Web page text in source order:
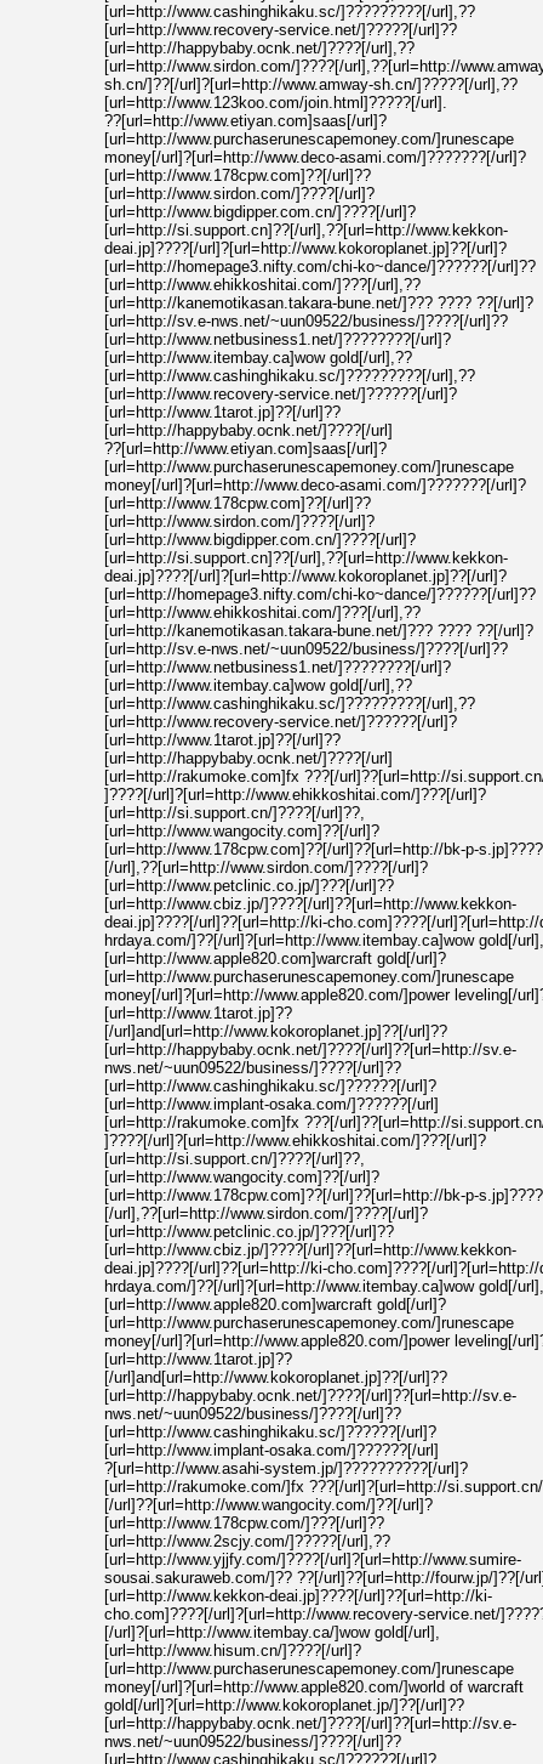
[url=http://www.cashinghikaku.sc/]?????????[/url],??
[url=http://www.recovery-service.net/]?????[/url]??
[url=http://happybaby.ocnk.net/]????[/url],??
[url=http://www.sirdon.com/]????[/url],??[url=http://
sh.cn/]??[/url]?[url=http://www.amway-sh.cn/]?????[/url],??
[url=http://www.123koo.com/join.html]?????[/url].
??[url=http://www.etiyan.com]saas[/url]?
[url=http://www.purchaserunescapemoney.com/]runescape
money[/url]?[url=http://www.deco-asami.com/]???????[/url]?
[url=http://www.178cpw.com]??[/url]??
[url=http://www.sirdon.com/]????[/url]?
[url=http://www.bigdipper.com.cn/]????[/url]?
[url=http://si.support.cn]??[/url],??[url=http://www.kekkon-
deai.jp]????[/url]?[url=http://www.kokoroplanet.jp]??[/url]?
[url=http://homepage3.nifty.com/chi-ko~dance/]??????[/url]??
[url=http://www.ehikkoshitai.com/]???[/url],??
[url=http://kanemotikasan.takara-bune.net/]??? ???? ??[/url]?
[url=http://sv.e-nws.net/~uun09522/business/]????[/url]??
[url=http://www.netbusiness1.net/]????????[/url]?
[url=http://www.itembay.ca]wow gold[/url],??
[url=http://www.cashinghikaku.sc/]?????????[/url],??
[url=http://www.recovery-service.net/]??????[/url]?
[url=http://www.1tarot.jp]??[/url]??
[url=http://happybaby.ocnk.net/]????[/url]
??[url=http://www.etiyan.com]saas[/url]?
[url=http://www.purchaserunescapemoney.com/]runescape
money[/url]?[url=http://www.deco-asami.com/]???????[/url]?
[url=http://www.178cpw.com]??[/url]??
[url=http://www.sirdon.com/]????[/url]?
[url=http://www.bigdipper.com.cn/]????[/url]?
[url=http://si.support.cn]??[/url],??[url=http://www.kekkon-
deai.jp]????[/url]?[url=http://www.kokoroplanet.jp]??[/url]?
[url=http://homepage3.nifty.com/chi-ko~dance/]??????[/url]??
[url=http://www.ehikkoshitai.com/]???[/url],??
[url=http://kanemotikasan.takara-bune.net/]??? ???? ??[/url]?
[url=http://sv.e-nws.net/~uun09522/business/]????[/url]??
[url=http://www.netbusiness1.net/]????????[/url]?
[url=http://www.itembay.ca]wow gold[/url],??
[url=http://www.cashinghikaku.sc/]?????????[/url],??
[url=http://www.recovery-service.net/]??????[/url]?
[url=http://www.1tarot.jp]??[/url]??
[url=http://happybaby.ocnk.net/]????[/url]
[url=http://rakumoke.com]fx ???[/url]??[url=http://
]????[/url]?[url=http://www.ehikkoshitai.com/]???[/url]?
[url=http://si.support.cn/]????[/url]??,
[url=http://www.wangocity.com]??[/url]?
[url=http://www.178cpw.com]??[/url]??[url=http://bk-p-s.jp]????
[/url],??[url=http://www.sirdon.com/]????[/url]?
[url=http://www.petclinic.co.jp/]???[/url]??
[url=http://www.cbiz.jp/]????[/url]??[url=http://www.kekkon-
deai.jp]????[/url]??[url=http://ki-cho.com]????[/url]?[url=http://
hrdaya.com/]??[/url]?[url=http://www.itembay.ca]wow gold[/url],
[url=http://www.apple820.com]warcraft gold[/url]?
[url=http://www.purchaserunescapemoney.com/]runescape
money[/url]?[url=http://www.apple820.com/]power leveling[/
[url=http://www.1tarot.jp]??
[/url]and[url=http://www.kokoroplanet.jp]??[/url]??
[url=http://happybaby.ocnk.net/]????[/url]??[url=http://sv.e-
nws.net/~uun09522/business/]????[/url]??
[url=http://www.cashinghikaku.sc/]??????[/url]?
[url=http://www.implant-osaka.com/]??????[/url]
[url=http://rakumoke.com]fx ???[/url]??[url=http://
]????[/url]?[url=http://www.ehikkoshitai.com/]???[/url]?
[url=http://si.support.cn/]????[/url]??,
[url=http://www.wangocity.com]??[/url]?
[url=http://www.178cpw.com]??[/url]??[url=http://bk-p-s.jp]????
[/url],??[url=http://www.sirdon.com/]????[/url]?
[url=http://www.petclinic.co.jp/]???[/url]??
[url=http://www.cbiz.jp/]????[/url]??[url=http://www.kekkon-
deai.jp]????[/url]??[url=http://ki-cho.com]????[/url]?[url=http://
hrdaya.com/]??[/url]?[url=http://www.itembay.ca]wow gold[/url],
[url=http://www.apple820.com]warcraft gold[/url]?
[url=http://www.purchaserunescapemoney.com/]runescape
money[/url]?[url=http://www.apple820.com/]power leveling[/
[url=http://www.1tarot.jp]??
[/url]and[url=http://www.kokoroplanet.jp]??[/url]??
[url=http://happybaby.ocnk.net/]????[/url]??[url=http://sv.e-
nws.net/~uun09522/business/]????[/url]??
[url=http://www.cashinghikaku.sc/]??????[/url]?
[url=http://www.implant-osaka.com/]??????[/url]
?[url=http://www.asahi-system.jp/]??????????[/url]?
[url=http://rakumoke.com/]fx ???[/url]?[url=http://
[/url]??[url=http://www.wangocity.com/]??[/url]?
[url=http://www.178cpw.com/]???[/url]??
[url=http://www.2scjy.com/]?????[/url],??
[url=http://www.yjjfy.com/]????[/url]?[url=http://www.sumire-
sousai.sakuraweb.com/]?? ??[/url]??[url=http://fourw.jp/]??[/
[url=http://www.kekkon-deai.jp]????[/url]??[url=http://ki-
cho.com]????[/url]?[url=http://www.recovery-service.net/
[/url]?[url=http://www.itembay.ca/]wow gold[/url],
[url=http://www.hisum.cn/]????[/url]?
[url=http://www.purchaserunescapemoney.com/]runescape
money[/url]?[url=http://www.apple820.com/]world of warcraft
gold[/url]?[url=http://www.kokoroplanet.jp/]??[/url]??
[url=http://happybaby.ocnk.net/]????[/url]??[url=http://sv.e-
nws.net/~uun09522/business/]????[/url]??
[url=http://www.cashinghikaku.sc/]??????[/url]?